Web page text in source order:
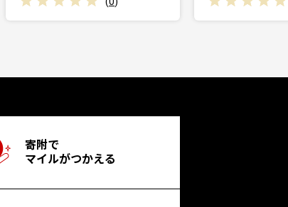
寄附で
マイルがつかえる